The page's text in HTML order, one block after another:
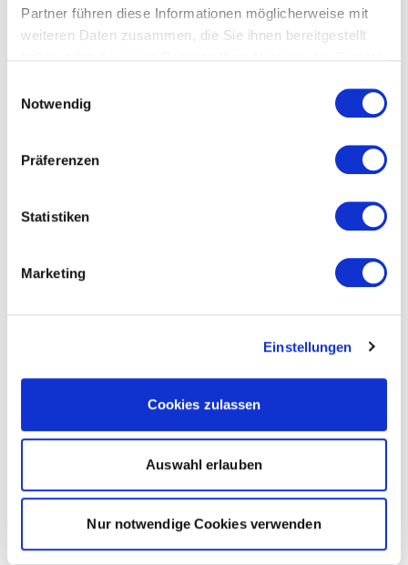
Partner führen diese Informationen möglicherweise mit
weiteren Daten zusammen, die Sie ihnen bereitgestellt
Cookies, wenn Sie unsere Webseite weiterhin nutzen.
Notwendig
Präferenzen
Statistiken
Marketing
Einstellungen
Cookies zulassen
Auswahl erlauben
Nur notwendige Cookies verwenden